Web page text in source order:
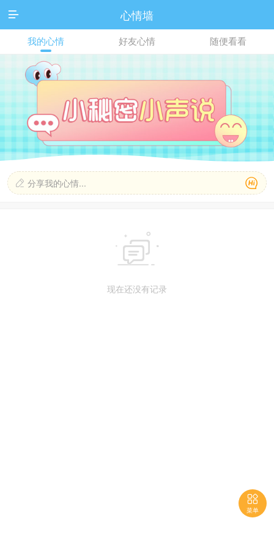
 心情墙
我的心情 好友心情 随便看看

 分享我的心情...

现在还没有记录

菜单